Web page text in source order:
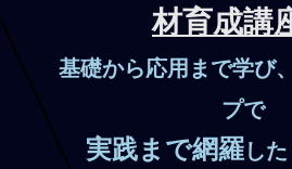
材育成講
基礎から応用まで学び
プで
実践まで網羅した